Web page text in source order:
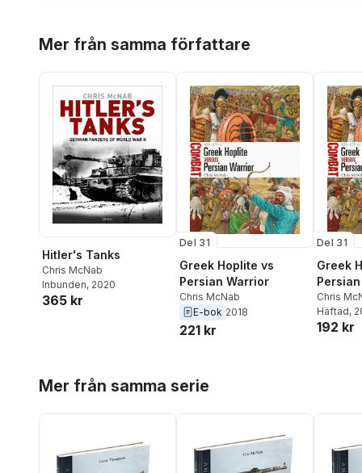
Mer från samma författare
Hitler's Tanks
Chris McNab
Inbunden, 2020
365 kr
Del 31
Greek Hoplite vs
Persian Warrior
Chris McNab
E-bok 2018
221 kr
Del 31
Greek
Chris
Häftad,
192 kr
Mer från samma serie